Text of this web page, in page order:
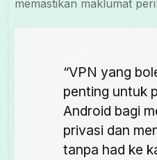
memastikan maklumat
“VPN yang
penting untuk
Android bagi
privasi dan
tanpa had ke